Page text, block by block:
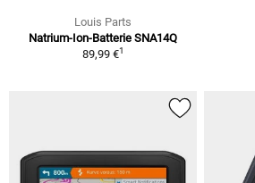
Louis Parts
Natrium-Ion-Batterie SNA14Q
89,99 €1